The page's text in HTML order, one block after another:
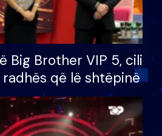
Big Brother VIP 5, cili
që lë shtëpinë